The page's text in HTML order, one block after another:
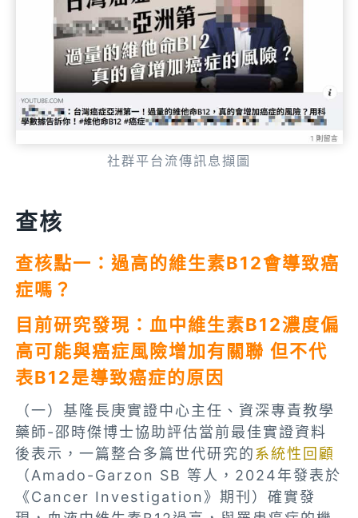
社群平台流傳訊息擷圖
查核
查核點一：過高的維生素B12會導致癌
症嗎？
目前研究發現：血中維生素B12濃度偏
高可能與癌症風險增加有關聯 但不代
表B12是導致癌症的原因
（一）基隆長庚實證中心主任、資深專責教學
藥師-邵時傑博士協助評估當前最佳實證資料
後表示，一篇整合多篇世代研究的系統性回顧
（Amado-Garzon SB 等人，2024年發表於
《Cancer Investigation》期刊）確實發